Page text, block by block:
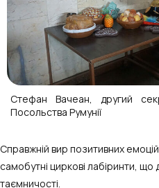
Стефан Вачеан, другий
Посольства Румунії
Справжній вир позитивних
самобутні циркові лабіринти,
таємничості.